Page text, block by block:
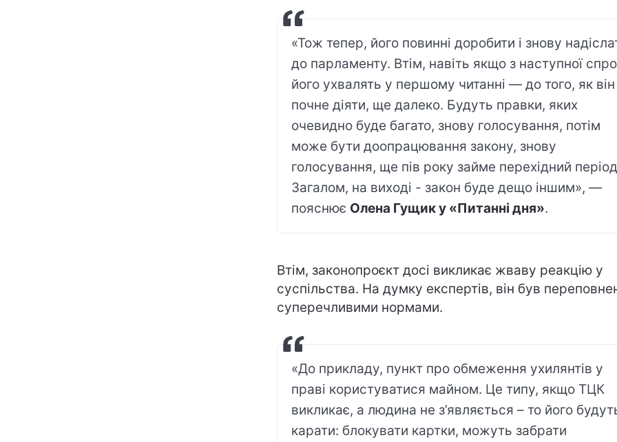
«Тож тепер, його повинні доробити і знову
до парламенту. Втім, навіть якщо з наступної
його ухвалять у першому читанні — до того, як він
почне діяти, ще далеко. Будуть правки, яких
очевидно буде багато, знову голосування, потім
може бути доопрацювання закону, знову
голосування, ще пів року займе перехідний
Загалом, на виході - закон буде дещо іншим», —
пояснює Олена Гущик у «Питанні дня».
Втім, законопроєкт досі викликає жваву реакцію у
суспільства. На думку експертів, він був
суперечливими нормами.
«До прикладу, пункт про обмеження ухилянтів у
праві користуватися майном. Це типу, якщо ТЦК
викликає, а людина не з’являється – то його
карати: блокувати картки, можуть забрати